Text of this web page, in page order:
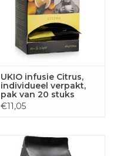
UKIO infusie Citrus,
individueel verpakt,
pak van 20 stuks
€11,05